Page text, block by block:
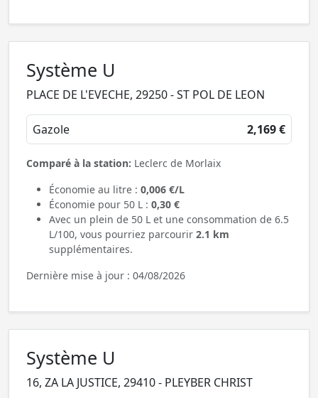
Système U
PLACE DE L'EVECHE, 29250 - ST POL DE LEON
Gazole 2,169 €
Comparé à la station: Leclerc de Morlaix
Économie au litre : 0,006 €/L
Économie pour 50 L : 0,30 €
Avec un plein de 50 L et une consommation de 6.5
L/100, vous pourriez parcourir 2.1 km
supplémentaires.
Dernière mise à jour : 04/08/2026
Système U
16, ZA LA JUSTICE, 29410 - PLEYBER CHRIST